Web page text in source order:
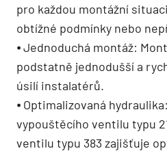
pro každou montážní
obtížné podmínky nebo
⦁ Jednoduchá montáž:
podstatně jednodušší a
úsilí instalatérů.
⦁ Optimalizovaná
vypouštěcího ventilu typu
ventilu typu 383 zajišťuje